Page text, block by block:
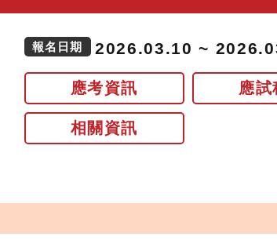
報名日期 2026.03.10 ~
應考資訊 應試
相關資訊